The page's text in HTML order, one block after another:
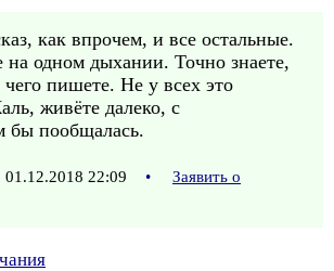
как впрочем, и все остальные.
на одном дыхании. Точно знаете,
чего пишете. Не у всех это
живёте далеко, с
бы пообщалась.
01.12.2018 22:09 •
Заявить о